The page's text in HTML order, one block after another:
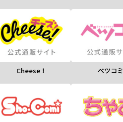
Cheese！ ベツコミ